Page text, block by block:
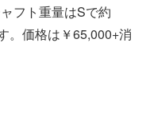
フト重量はSで約
。価格は￥65,000+消